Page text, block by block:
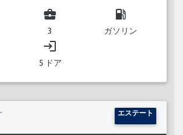
business_center
3
local_gas_station
ガソリン
login
5 ドア
エステート